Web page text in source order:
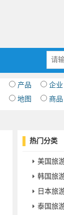
产品 企业
地图 商品
热门分类
美国旅
韩国旅
日本旅
泰国旅